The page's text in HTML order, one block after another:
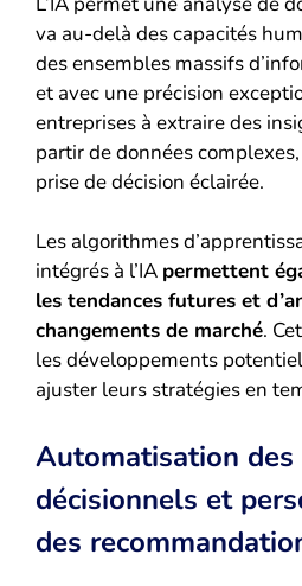
va au-delà des capacités
des ensembles massifs
et avec une précision
entreprises à extraire des
partir de données
prise de décision éclairée.
Les algorithmes
intégrés à l’IA permettent
les tendances futures et
changements de marché.
les développements
ajuster leurs stratégies en
Automatisation des
décisionnels et
des